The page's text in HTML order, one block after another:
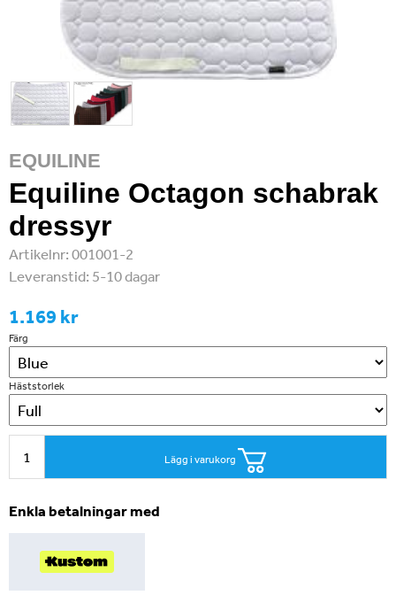
EQUILINE
Equiline Octagon schabrak
dressyr
Artikelnr:001001-2
Leveranstid: 5-10 dagar
1.169 kr
Färg
Häststorlek
Lägg i varukorg
Enkla betalningar med